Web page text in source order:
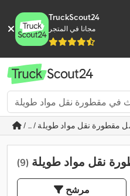
TruckScout24
مجانا في المتجر
نقل مواد طويلة (9)
مرشح